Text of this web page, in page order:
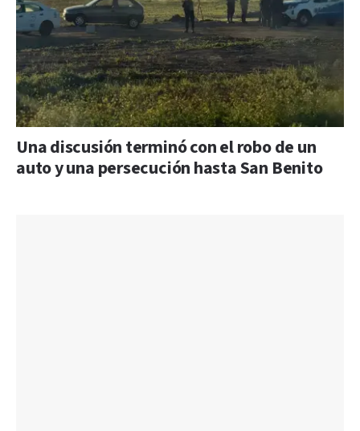
Una discusión terminó con el robo de un
auto y una persecución hasta San Benito